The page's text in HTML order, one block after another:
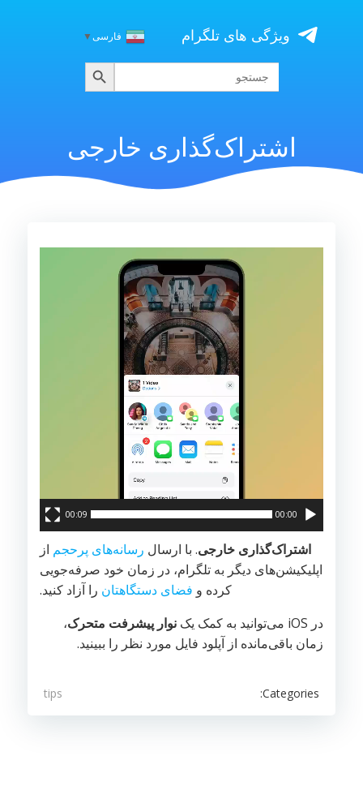
content
ویژگی های تلگرام فارسی▼
جستجو
برای:
جستجو
اشتراک‌گذاری خارجی
00:00
00:09
اشتراک‌گذاری خارجی. با ارسال رسانه‌های پرحجم از
اپلیکیشن‌های دیگر به تلگرام، در زمان خود صرفه‌جویی
کرده و فضای دستگاهتان را آزاد کنید.
در iOS می‌توانید به کمک یک
نوار پیشرفت متحرک،
زمان باقی‌مانده از آپلود فایل مورد نظر را ببینید.
Categories:
tips